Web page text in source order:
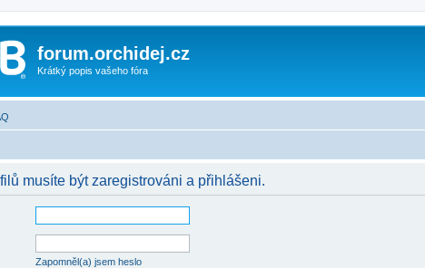
forum.orchidej.cz
Krátký popis vašeho fóra
musíte být zaregistrováni a přihlášeni.
Zapomněl(a) jsem heslo